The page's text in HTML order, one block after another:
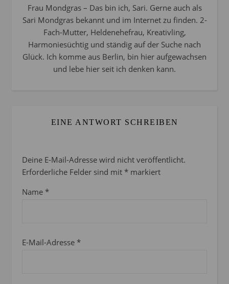
Frau Mondgras – Das bin ich, Sari. Gerne auch als
Sari Mondgras bekannt und im Internet zu finden. 2-
Fach-Mutter, Heldenehefrau, Kreativling,
Harmoniesüchtig und ständig auf der Suche nach
Glück. Ich komme aus Berlin, bin hier aufgewachsen
und lebe hier seit ich denken kann.
EINE ANTWORT SCHREIBEN
Deine E-Mail-Adresse wird nicht veröffentlicht.
Erforderliche Felder sind mit * markiert
Name *
E-Mail-Adresse *